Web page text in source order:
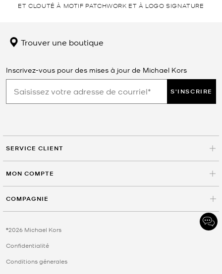
ET CLOUTÉ À MOTIF PATCHWORK ET À LOGO SIGNATURE
Trouver une boutique
Inscrivez-vous pour des mises à jour de Michael Kors
S'INSCRIRE
SERVICE CLIENT
MON COMPTE
COMPAGNIE
©2026 Michael Kors
Confidentialité
Conditions génerales